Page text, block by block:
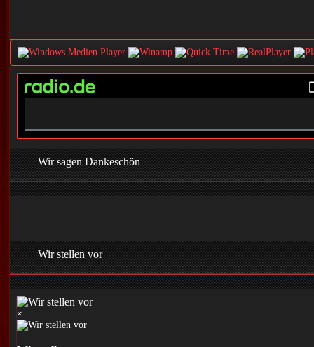
0%
Complete
Wir sagen Dankeschön
Wir stellen vor
×